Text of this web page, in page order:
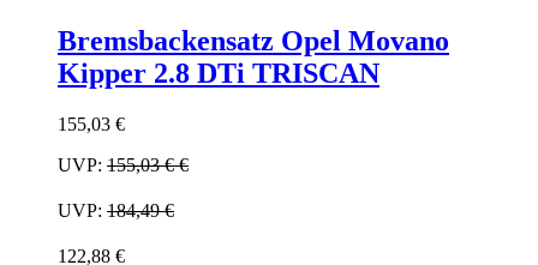
Bremsbackensatz Opel Movano
Kipper 2.8 DTi TRISCAN
155,03 €
UVP: 155,03 €€
UVP: 184,49 €
122,88 €